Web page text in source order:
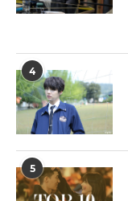
4
5